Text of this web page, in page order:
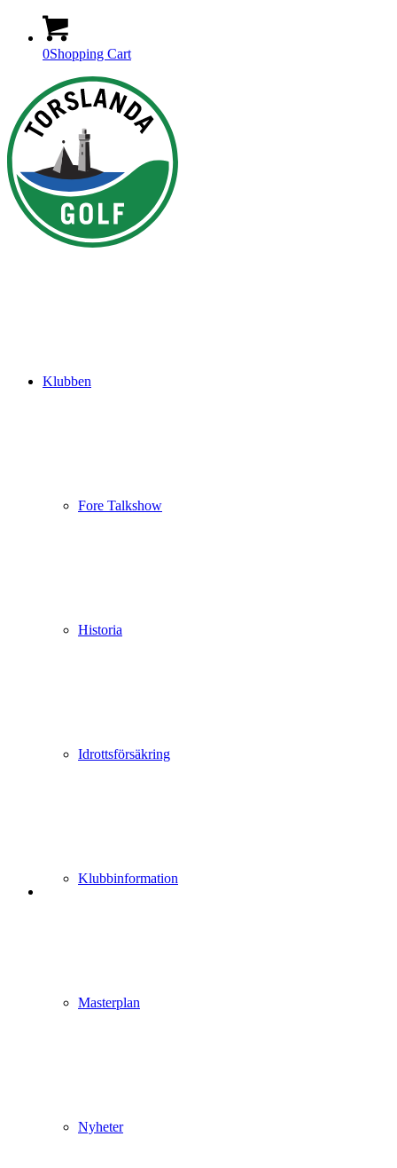
0Shopping Cart
Klubben
Fore Talkshow
Historia
Idrottsförsäkring
Klubbinformation
Masterplan
Nyheter